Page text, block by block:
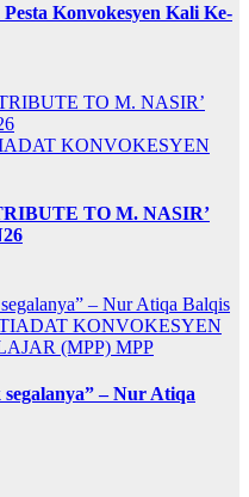
Konvokesyen Kali Ke-
KONVOKESYEN
TO M. NASIR’
KONVOKESYEN
(MPP) MPP
– Nur Atiqa